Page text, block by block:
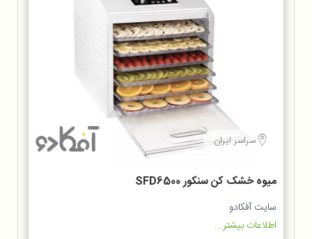
سراسر ایران
میوه خشک کن سنکور SFD6500
سایت آفکادو
اطلاعات بیشتر...